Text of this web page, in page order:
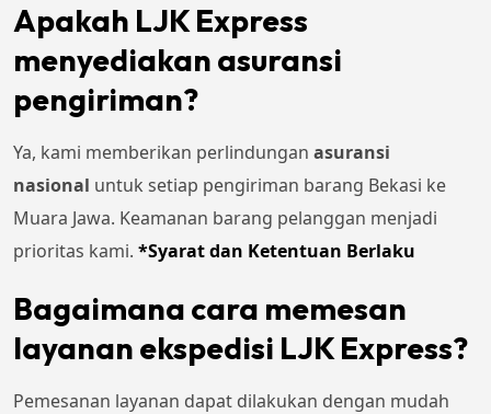
Apakah LJK Express
menyediakan asuransi
pengiriman?
Ya, kami memberikan perlindungan asuransi
nasional untuk setiap pengiriman barang Bekasi ke
Muara Jawa. Keamanan barang pelanggan menjadi
prioritas kami. *Syarat dan Ketentuan Berlaku
Bagaimana cara memesan
layanan ekspedisi LJK Express?
Pemesanan layanan dapat dilakukan dengan mudah